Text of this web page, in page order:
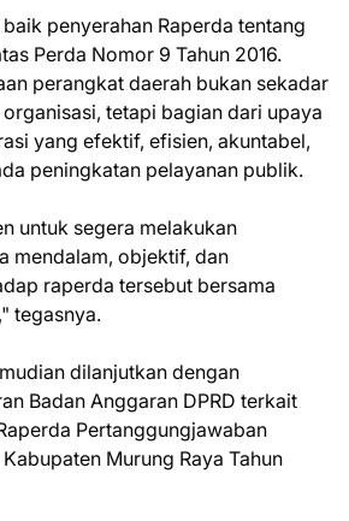
penyerahan Raperda tentang
Perda Nomor 9 Tahun 2016.
perangkat daerah bukan sekadar
tetapi bagian dari upaya
yang efektif, efisien, akuntabel,
peningkatan pelayanan publik.
untuk segera melakukan
mendalam, objektif, dan
raperda tersebut bersama
tegasnya.
dilanjutkan dengan
Badan Anggaran DPRD terkait
Pertanggungjawaban
Murung Raya Tahun